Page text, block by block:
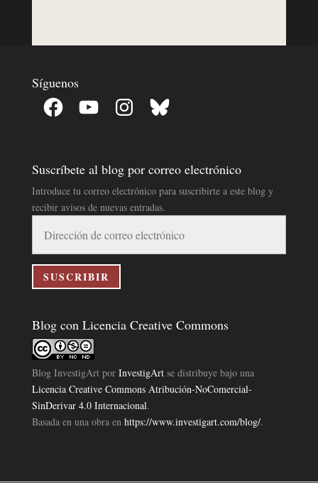
Síguenos
Facebook YouTube InstagramBluesky
Suscríbete al blog por correo electrónico
Introduce tu correo electrónico para suscribirte a este blog y
recibir avisos de nuevas entradas.
correo
electrónico
SUSCRIBIR
Blog con Licencia Creative Commons
Blog InvestigArtpor InvestigArtse distribuye bajo una
Licencia Creative Commons Atribución-NoComercial-
SinDerivar 4.0 Internacional.
Basada en una obra en https://www.investigart.com/blog/.